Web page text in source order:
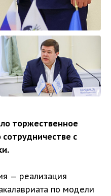
торжественное
с
— реализация
по модели